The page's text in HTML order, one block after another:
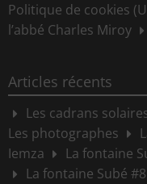
Politique de cookies
l’abbé Charles Miroy
Articles récents
Les cadrans
Les photographes
Iemza
La fontaine
La fontaine Subé